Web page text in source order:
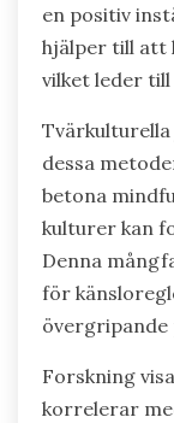
en positiv
hjälper till att
vilket leder
dessa
betona
kulturer kan
Denna
för
Forskning
korrelerar